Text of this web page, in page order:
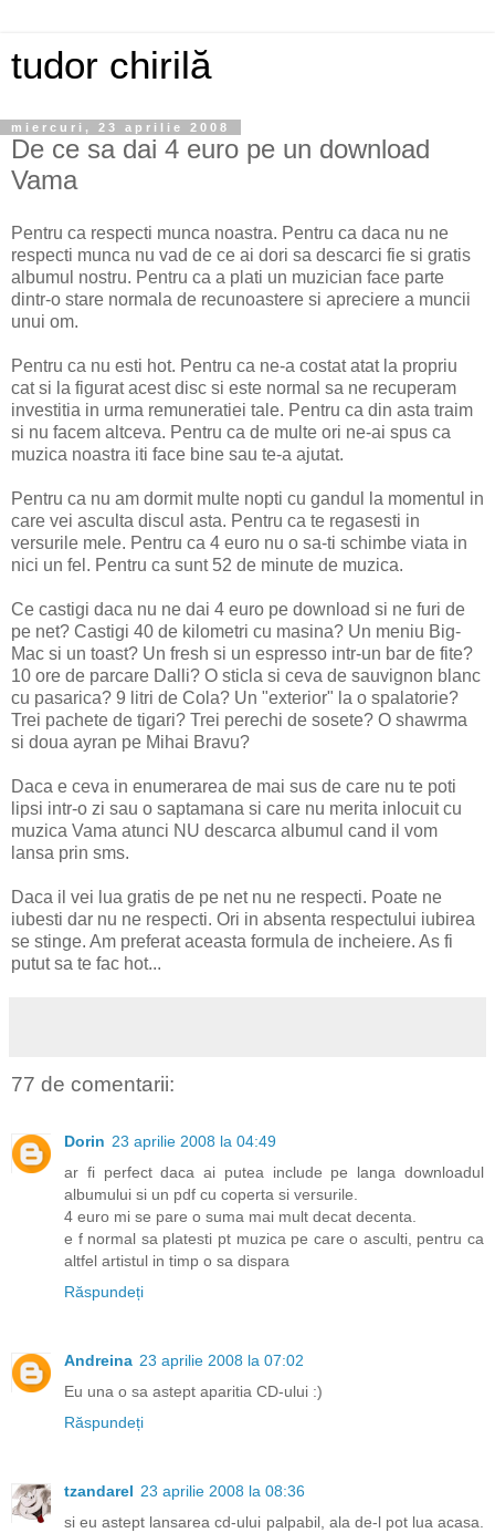
tudor chirilă
miercuri, 23 aprilie 2008
De ce sa dai 4 euro pe un download
Vama
Pentru ca respecti munca noastra. Pentru ca daca nu ne
respecti munca nu vad de ce ai dori sa descarci fie si gratis
albumul nostru. Pentru ca a plati un muzician face parte
dintr-o stare normala de recunoastere si apreciere a muncii
unui om.
Pentru ca nu esti hot. Pentru ca ne-a costat atat la propriu
cat si la figurat acest disc si este normal sa ne recuperam
investitia in urma remuneratiei tale. Pentru ca din asta traim
si nu facem altceva. Pentru ca de multe ori ne-ai spus ca
muzica noastra iti face bine sau te-a ajutat.
Pentru ca nu am dormit multe nopti cu gandul la momentul in
care vei asculta discul asta. Pentru ca te regasesti in
versurile mele. Pentru ca 4 euro nu o sa-ti schimbe viata in
nici un fel. Pentru ca sunt 52 de minute de muzica.
Ce castigi daca nu ne dai 4 euro pe download si ne furi de
pe net? Castigi 40 de kilometri cu masina? Un meniu Big-
Mac si un toast? Un fresh si un espresso intr-un bar de fite?
10 ore de parcare Dalli? O sticla si ceva de sauvignon blanc
cu pasarica? 9 litri de Cola? Un "exterior" la o spalatorie?
Trei pachete de tigari? Trei perechi de sosete? O shawrma
si doua ayran pe Mihai Bravu?
Daca e ceva in enumerarea de mai sus de care nu te poti
lipsi intr-o zi sau o saptamana si care nu merita inlocuit cu
muzica Vama atunci NU descarca albumul cand il vom
lansa prin sms.
Daca il vei lua gratis de pe net nu ne respecti. Poate ne
iubesti dar nu ne respecti. Ori in absenta respectului iubirea
se stinge. Am preferat aceasta formula de incheiere. As fi
putut sa te fac hot...
77 de comentarii:
Dorin 23 aprilie 2008 la 04:49
ar fi perfect daca ai putea include pe langa downloadul
albumului si un pdf cu coperta si versurile.
4 euro mi se pare o suma mai mult decat decenta.
e f normal sa platesti pt muzica pe care o asculti, pentru ca
altfel artistul in timp o sa dispara
Răspundeți
Andreina 23 aprilie 2008 la 07:02
Eu una o sa astept aparitia CD-ului :)
Răspundeți
tzandarel 23 aprilie 2008 la 08:36
si eu astept lansarea cd-ului palpabil, ala de-l pot lua acasa.